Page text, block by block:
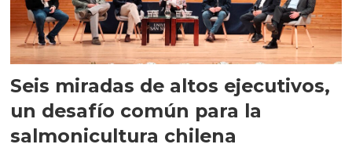
Seis miradas de altos ejecutivos,
un desafío común para la
salmonicultura chilena